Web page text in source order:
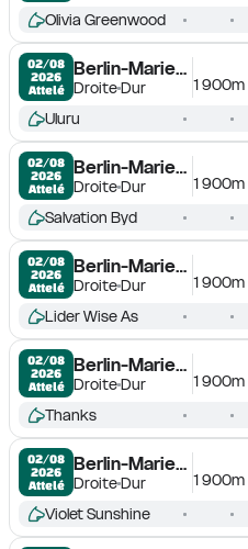
Olivia Greenwood
02/08
2026
Attelé
Berlin-Mariendorf
DroiteDur
1 900m
Uluru
02/08
2026
Attelé
Berlin-Mariendorf
DroiteDur
1 900m
Salvation Byd
02/08
2026
Attelé
Berlin-Mariendorf
DroiteDur
1 900m
Lider Wise As
02/08
2026
Attelé
Berlin-Mariendorf
DroiteDur
1 900m
Thanks
02/08
2026
Attelé
Berlin-Mariendorf
DroiteDur
1 900m
Violet Sunshine